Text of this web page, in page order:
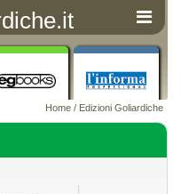
Home / Edizioni Goliardiche